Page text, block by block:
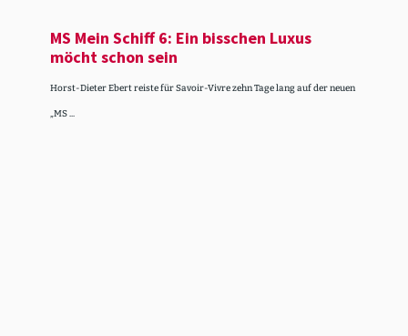
MS Mein Schiff 6: Ein bisschen Luxus
möcht schon sein
Horst-Dieter Ebert reiste für Savoir-Vivre zehn Tage lang auf der neuen
„MS ...